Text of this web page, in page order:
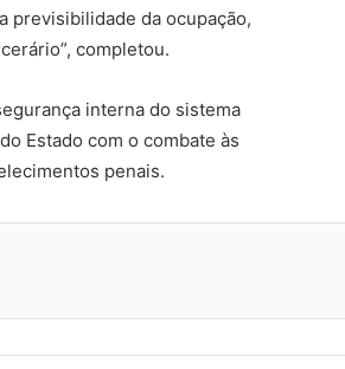
previsibilidade da ocupação,
completou.
interna do sistema
Estado com o combate às
penais.